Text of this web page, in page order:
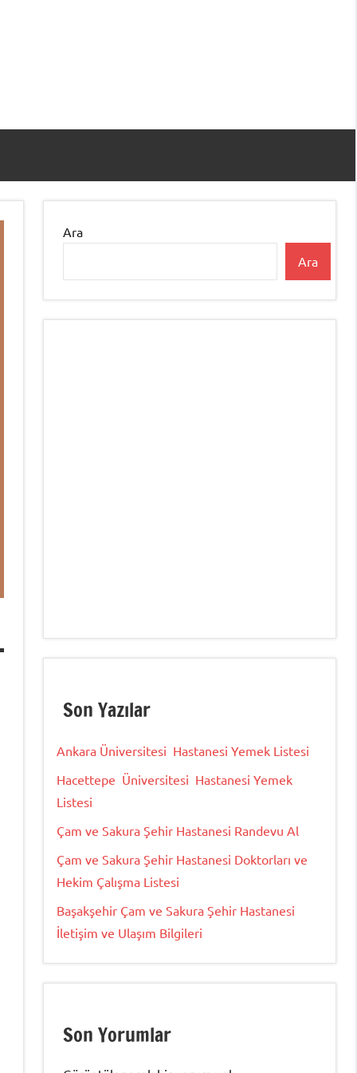
Ara
Ara
Son Yazılar
Ankara Üniversitesi Hastanesi Yemek Listesi
Hacettepe Üniversitesi Hastanesi Yemek
Listesi
Çam ve Sakura Şehir Hastanesi Randevu Al
Çam ve Sakura Şehir Hastanesi Doktorları ve
Hekim Çalışma Listesi
Başakşehir Çam ve Sakura Şehir Hastanesi
İletişim ve Ulaşım Bilgileri
Son Yorumlar